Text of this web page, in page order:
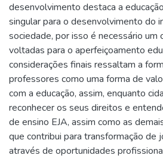
desenvolvimento destaca a
singular para o desenvolvimento do
sociedade, por isso é necessário um
voltadas para o aperfeiçoamento
considerações finais ressaltam a
professores como uma forma de
com a educação, assim, enquanto
reconhecer os seus direitos e
de ensino EJA, assim como as
que contribui para transformação de
através de oportunidades